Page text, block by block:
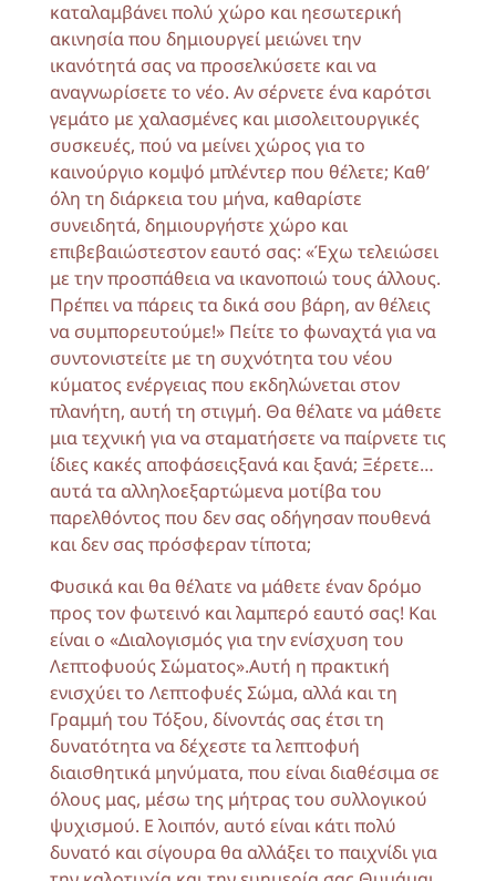
καταλαμβάνει πολύ χώρο και ηεσωτερική
ακινησία που δημιουργεί μειώνει την
ικανότητά σας να προσελκύσετε και να
αναγνωρίσετε το νέο. Αν σέρνετε ένα καρότσι
γεμάτο με χαλασμένες και μισολειτουργικές
συσκευές, πού να μείνει χώρος για το
καινούργιο κομψό μπλέντερ που θέλετε; Καθ’
όλη τη διάρκεια του μήνα, καθαρίστε
συνειδητά, δημιουργήστε χώρο και
επιβεβαιώστεστον εαυτό σας: «Έχω τελειώσει
με την προσπάθεια να ικανοποιώ τους άλλους.
Πρέπει να πάρεις τα δικά σου βάρη, αν θέλεις
να συμπορευτούμε!» Πείτε το φωναχτά για να
συντονιστείτε με τη συχνότητα του νέου
κύματος ενέργειας που εκδηλώνεται στον
πλανήτη, αυτή τη στιγμή. Θα θέλατε να μάθετε
μια τεχνική για να σταματήσετε να παίρνετε τις
ίδιες κακές αποφάσειςξανά και ξανά; Ξέρετε…
αυτά τα αλληλοεξαρτώμενα μοτίβα του
παρελθόντος που δεν σας οδήγησαν πουθενά
και δεν σας πρόσφεραν τίποτα;
Φυσικά και θα θέλατε να μάθετε έναν δρόμο
προς τον φωτεινό και λαμπερό εαυτό σας! Και
είναι ο «Διαλογισμός για την ενίσχυση του
Λεπτοφυούς Σώματος».Αυτή η πρακτική
ενισχύει το Λεπτοφυές Σώμα, αλλά και τη
Γραμμή του Τόξου, δίνοντάς σας έτσι τη
δυνατότητα να δέχεστε τα λεπτοφυή
διαισθητικά μηνύματα, που είναι διαθέσιμα σε
όλους μας, μέσω της μήτρας του συλλογικού
ψυχισμού. Ε λοιπόν, αυτό είναι κάτι πολύ
δυνατό και σίγουρα θα αλλάξει το παιχνίδι για